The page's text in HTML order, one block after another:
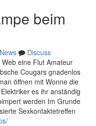
beim
News
Discuss
eine Flut Amateur
Cougars gnadenlos
öffnen mit Wonne die
es ihr anständig
werden Im Grunde
Sexkontaktetreffen